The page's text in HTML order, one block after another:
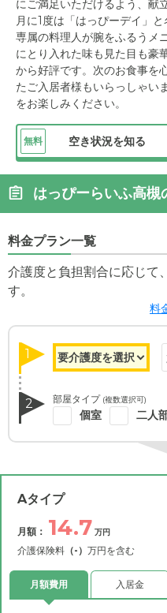
にご満足いただけるよう、献
月に1度は「はっぴーデイ」
専属の料理人が腕をふるうメ
にとり入れた味も見た目も豪
から好評です。次のお食事を
たご入居者様もいらっしゃい
をお楽しみください。
無料 空き状況を知る
はっぴーらいふ高槻
料金プラン一覧
介護度と負担割合に応じて
す。
料
1
2 部屋タイプ (複数選択可)
個室 二人
Aタイプ
月額： 14.7 万円
介護保険料 （-） 万円を含む
月額費用 入居金